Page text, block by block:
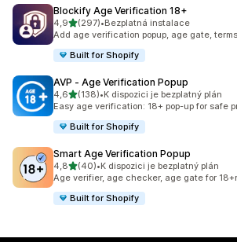
Blockify Age Verification 18+
4,9z 5 hvězd
(297)
Celkový počet recenzí: 297
•Bezplatná instalace
Add age verification popup, age gate,
Built for Shopify
AVP ‑ Age Verification Popup
4,6z 5 hvězd
(138)
Celkový počet recenzí: 138
•K dispozici je bezplatný plán
Easy age verification: 18+ pop-up for safe
Built for Shopify
Smart Age Verification Popup
4,8z 5 hvězd
(40)
Celkový počet recenzí: 40
•K dispozici je bezplatný plán
Age verifier, age checker, age gate for
Built for Shopify